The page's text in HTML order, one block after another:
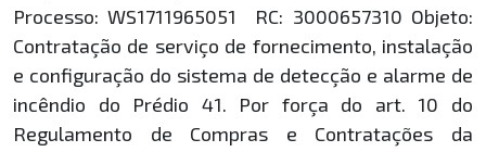
Processo: WS1711965051 RC: 3000657310 Objeto:
Contratação de serviço de fornecimento, instalação
e configuração do sistema de detecção e alarme de
incêndio do Prédio 41. Por força do art. 10 do
Regulamento de Compras e Contratações da